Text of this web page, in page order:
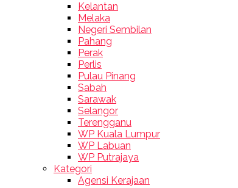
Kelantan
Melaka
Negeri Sembilan
Pahang
Perak
Perlis
Pulau Pinang
Sabah
Sarawak
Selangor
Terengganu
WP Kuala Lumpur
WP Labuan
WP Putrajaya
Kategori
Agensi Kerajaan